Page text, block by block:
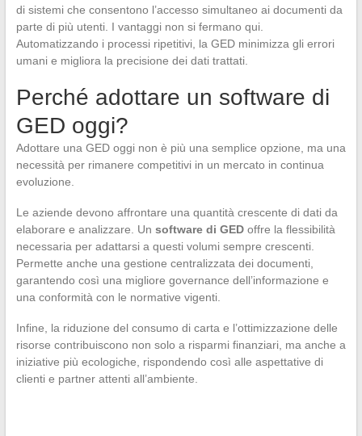
di sistemi che consentono l’accesso simultaneo ai documenti da
parte di più utenti. I vantaggi non si fermano qui.
Automatizzando i processi ripetitivi, la GED minimizza gli errori
umani e migliora la precisione dei dati trattati.
Perché adottare un software di
GED oggi?
Adottare una GED oggi non è più una semplice opzione, ma una
necessità per rimanere competitivi in un mercato in continua
evoluzione.
Le aziende devono affrontare una quantità crescente di dati da
elaborare e analizzare. Un software di GEDoffre la flessibilità
necessaria per adattarsi a questi volumi sempre crescenti.
Permette anche una gestione centralizzata dei documenti,
garantendo così una migliore governance dell’informazione e
una conformità con le normative vigenti.
Infine, la riduzione del consumo di carta e l’ottimizzazione delle
risorse contribuiscono non solo a risparmi finanziari, ma anche a
iniziative più ecologiche, rispondendo così alle aspettative di
clienti e partner attenti all’ambiente.